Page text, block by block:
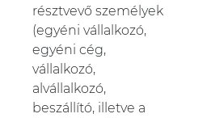
résztvevő személyek
(egyéni vállalkozó,
egyéni cég,
vállalkozó,
alvállalkozó,
beszállító, illetve a